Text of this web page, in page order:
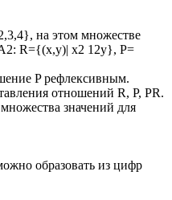
на этом множестве
R={(x,y)| x2 12y}, P=
P рефлексивным.
отношений R, P, PR.
значений для
образовать из цифр